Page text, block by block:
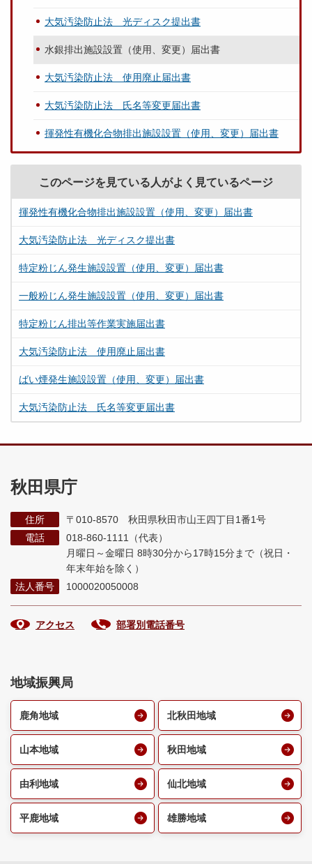
大気汚染防止法 光ディスク提出書
水銀排出施設設置（使用、変更）届出書
大気汚染防止法 使用廃止届出書
大気汚染防止法 氏名等変更届出書
揮発性有機化合物排出施設設置（使用、変更）届出書
このページを見ている人がよく見ているページ
揮発性有機化合物排出施設設置（使用、変更）届出書
大気汚染防止法 光ディスク提出書
特定粉じん発生施設設置（使用、変更）届出書
一般粉じん発生施設設置（使用、変更）届出書
特定粉じん排出等作業実施届出書
大気汚染防止法 使用廃止届出書
ばい煙発生施設設置（使用、変更）届出書
大気汚染防止法 氏名等変更届出書
秋田県庁
住所
〒010-8570 秋田県秋田市山王四丁目1番1号
電話
018-860-1111（代表）
月曜日～金曜日 8時30分から17時15分まで （祝日・
年末年始を除く）
法人番号
1000020050008
アクセス 部署別電話番号
地域振興局
鹿角地域 北秋田地域
山本地域 秋田地域
由利地域 仙北地域
平鹿地域 雄勝地域